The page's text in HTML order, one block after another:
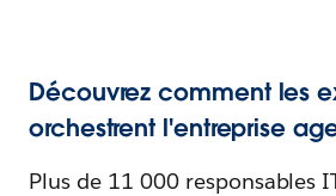
Découvrez comment les
orchestrent l'entreprise
Plus de 11 000 responsables